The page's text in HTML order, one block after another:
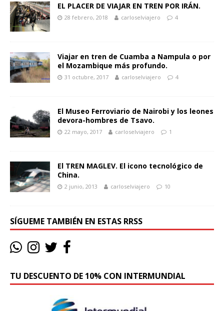
EL PLACER DE VIAJAR EN TREN POR IRÁN.
28 febrero, 2018 carloselviajero 4
Viajar en tren de Cuamba a Nampula o por
el Mozambique más profundo.
31 octubre, 2017 carloselviajero 4
El Museo Ferroviario de Nairobi y los leones
devora-hombres de Tsavo.
22 mayo, 2017 carloselviajero 1
El TREN MAGLEV. El icono tecnológico de
China.
2 junio, 2013 carloselviajero 10
SÍGUEME TAMBIÉN EN ESTAS RRSS
TU DESCUENTO DE 10% CON INTERMUNDIAL